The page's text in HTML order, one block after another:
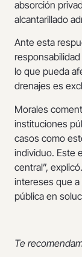
absorción
alcantarillado
Ante esta
lo que pueda
drenajes es
Morales
instituciones
casos como
individuo. Este
central”,
intereses que a
pública en
Te